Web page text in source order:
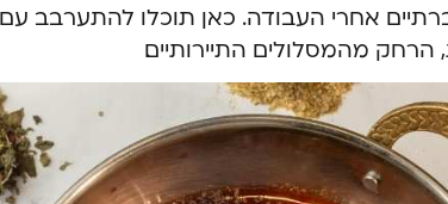
אחרי העבודה. כאן תוכלו להתערבב עם
מהמסלולים התיירותיים.